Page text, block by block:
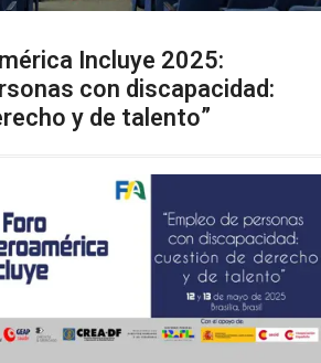
Incluye 2025:
con discapacidad:
y de talento”